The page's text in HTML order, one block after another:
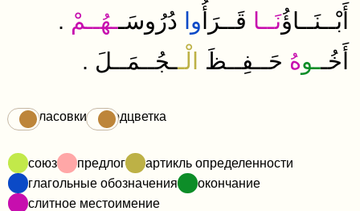
أَبْــنَــاؤُنَــا قَــرَأُ وا دُرُوسَــهُــمْ .
أَخُــوهُ حَــفِــظَ الْــجُــمَــلَ .
Огласовки Подцветка
союз предлог
артикль определенности
глагольные обозначения
окончание
слитное местоимение